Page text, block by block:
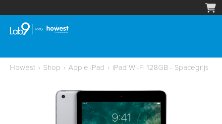
Howest › Shop › Apple iPad › iPad Wi-Fi 128GB - Spacegrijs